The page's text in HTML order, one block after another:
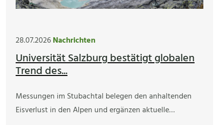
28.07.2026Nachrichten
Universität Salzburg bestätigt globalen
Trend des...
Messungen im Stubachtal belegen den anhaltenden
Eisverlust in den Alpen und ergänzen aktuelle…